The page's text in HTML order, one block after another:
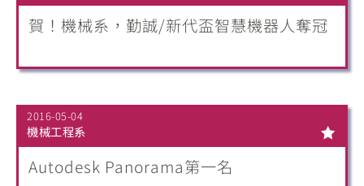
賀！機械系，勤誠/新代盃智慧機器人奪冠
2016-05-04
機械工程系
Autodesk Panorama第一名